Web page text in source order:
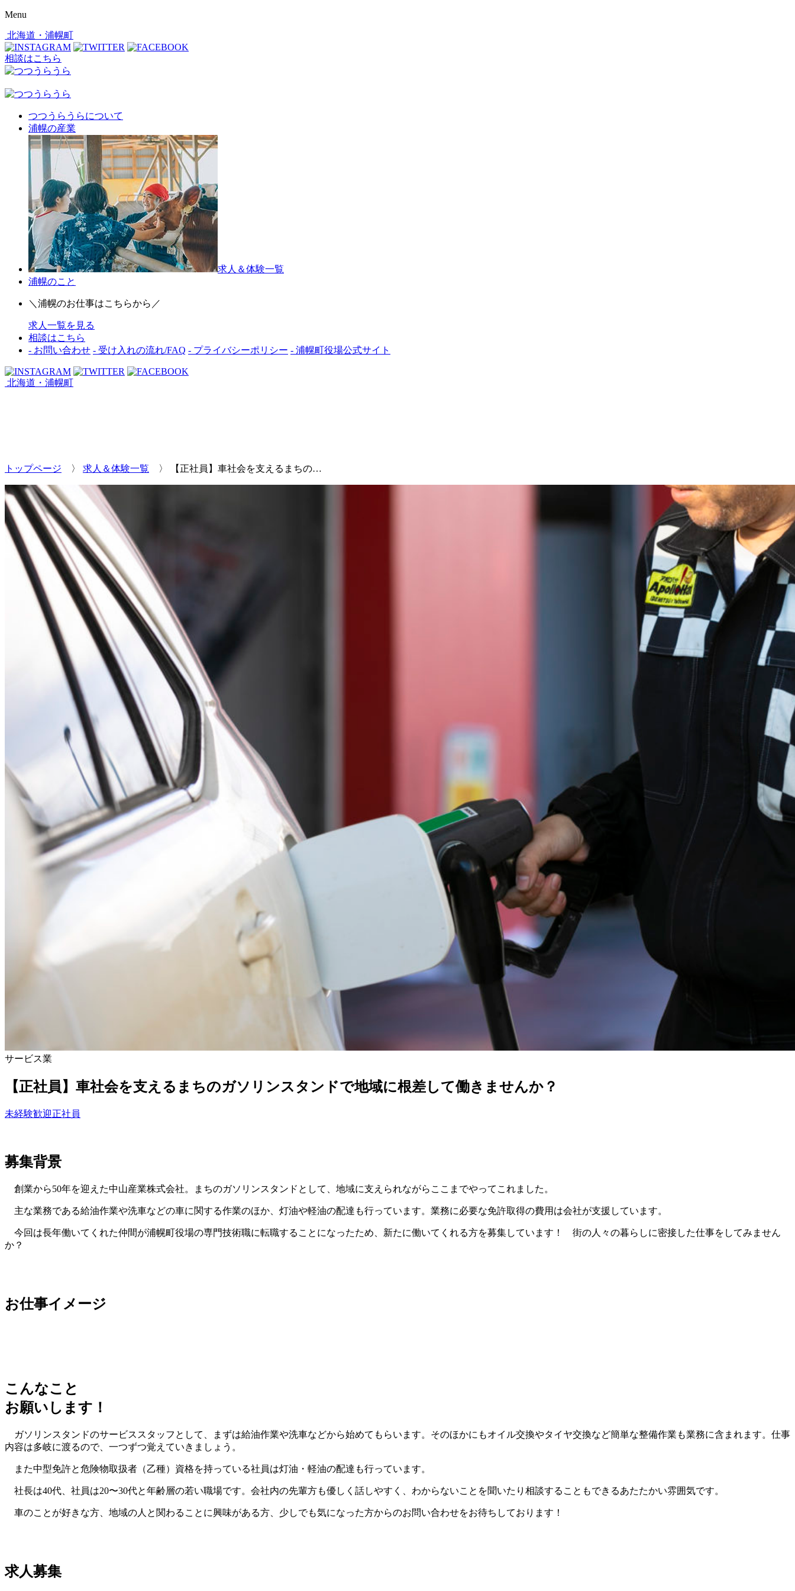
Menu
北海道・浦幌町
相談はこちら
つつうらうらについて
浦幌の産業
求人＆体験一覧
浦幌のこと
＼浦幌のお仕事はこちらから／
求人一覧を見る
相談はこちら
- お問い合わせ - 受け入れの流れ/FAQ - プライバシーポリシー - 浦幌町役場公式サイト
北海道・浦幌町
トップページ 〉 求人＆体験一覧 〉 【正社員】車社会を支えるまちの…
サービス業
【正社員】車社会を支えるまちのガソリンスタンドで地域に根差して働きませんか？
未経験歓迎正社員
募集背景
創業から50年を迎えた中山産業株式会社。まちのガソリンスタンドとして、地域に支えられながらここまでやってこれました。
主な業務である給油作業や洗車などの車に関する作業のほか、灯油や軽油の配達も行っています。業務に必要な免許取得の費用は会社が支援しています。
今回は長年働いてくれた仲間が浦幌町役場の専門技術職に転職することになったため、新たに働いてくれる方を募集しています！ 街の人々の暮らしに密接した仕事をしてみません
か？
お仕事イメージ
こんなこと
お願いします！
ガソリンスタンドのサービススタッフとして、まずは給油作業や洗車などから始めてもらいます。そのほかにもオイル交換やタイヤ交換など簡単な整備作業も業務に含まれます。仕事
内容は多岐に渡るので、一つずつ覚えていきましょう。
また中型免許と危険物取扱者（乙種）資格を持っている社員は灯油・軽油の配達も行っています。
社長は40代、社員は20〜30代と年齢層の若い職場です。会社内の先輩方も優しく話しやすく、わからないことを聞いたり相談することもできるあたたかい雰囲気です。
車のことが好きな方、地域の人と関わることに興味がある方、少しでも気になった方からのお問い合わせをお待ちしております！
求人募集